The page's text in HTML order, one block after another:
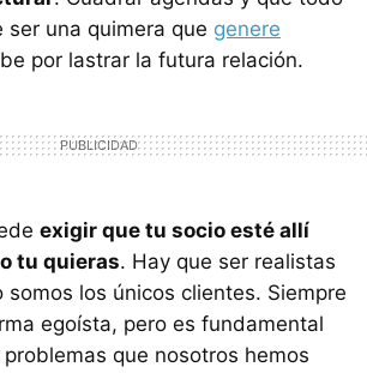
una quimera que genere
por lastrar la futura relación.
exigir que tu socio esté allí
tu quieras. Hay que ser realistas
somos los únicos clientes. Siempre
egoísta, pero es fundamental
que nosotros hemos